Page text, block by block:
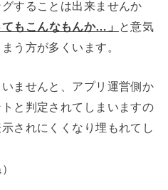
することは出来ませんか
もこんなもんか…」
と意気
う方が多くいます。
ませんと、アプリ運営側か
と判定されてしまいますの
されにくくなり埋もれてし